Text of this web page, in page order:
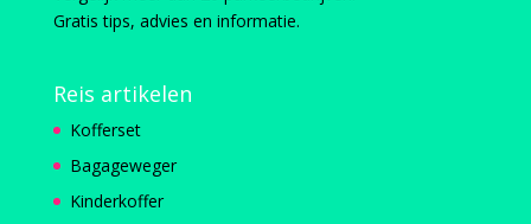
Gratis tips, advies en informatie.
Reis artikelen
Kofferset
Bagageweger
Kinderkoffer